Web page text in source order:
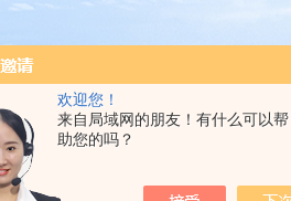
欢迎您！
来自局域网的朋友！有什么可以帮
助您的吗？
主营产品：巨天工业电子秤，智能电子秤，智能配方秤，智慧收货秤，自动称重机，精密电子天平，电子台秤，电子地磅，电子桌秤，在线称重设备等衡器的软硬件研发与非标定制